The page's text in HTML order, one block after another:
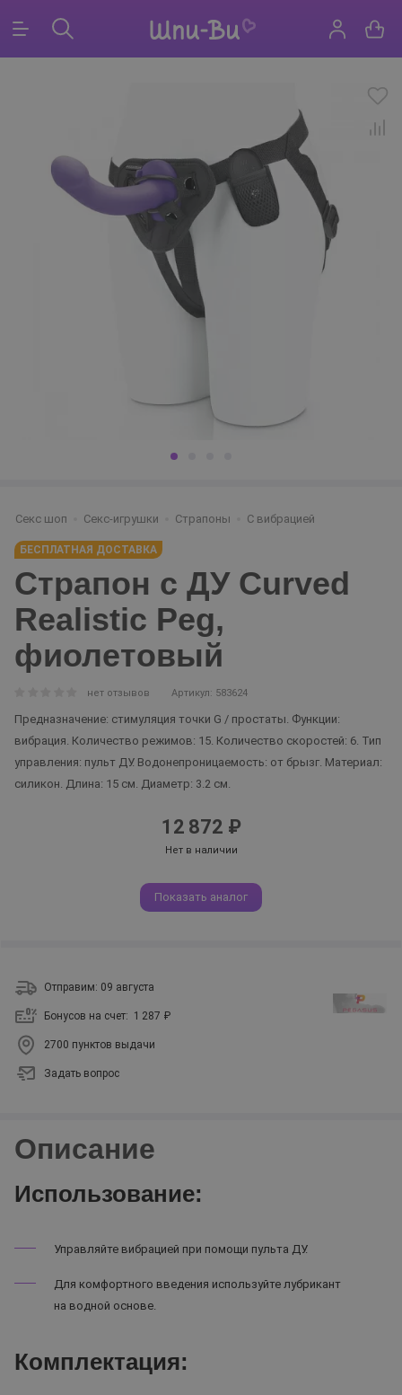
Секс шоп Секс-игрушки Страпоны С вибрацией
БЕСПЛАТНАЯ ДОСТАВКА
Страпон с ДУ Curved
Realistic Peg,
фиолетовый
нет отзывов Артикул: 583624
Предназначение: стимуляция точки G / простаты. Функции:
вибрация. Количество режимов: 15. Количество скоростей: 6. Тип
управления: пульт ДУ. Водонепроницаемость: от брызг. Материал:
силикон. Длина: 15 см. Диаметр: 3.2 см.
12 872 ₽
Нет в наличии
Показать аналог
Отправим: 09 августа
Бонусов на счет: 1 287 ₽
2700 пунктов выдачи
Задать вопрос
Описание
Использование:
Управляйте вибрацией при помощи пульта ДУ.
Для комфортного введения используйте лубрикант
на водной основе.
Комплектация: